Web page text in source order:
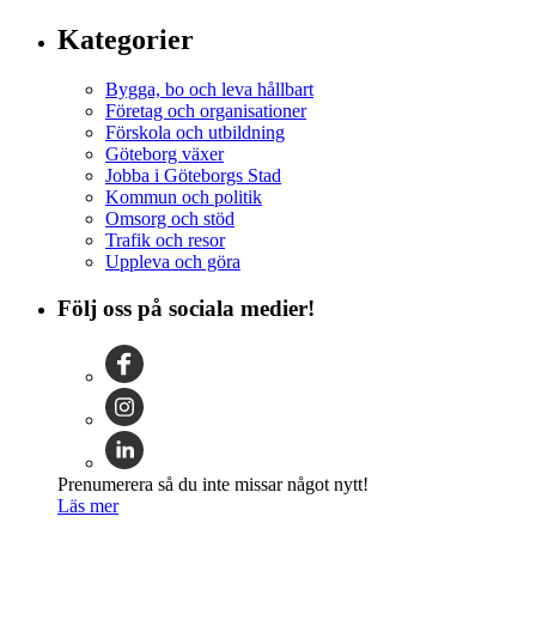
Kategorier
Bygga, bo och leva hållbart
Företag och organisationer
Förskola och utbildning
Göteborg växer
Jobba i Göteborgs Stad
Kommun och politik
Omsorg och stöd
Trafik och resor
Uppleva och göra
Följ oss på sociala medier!
Prenumerera så du inte missar något nytt!
Läs mer